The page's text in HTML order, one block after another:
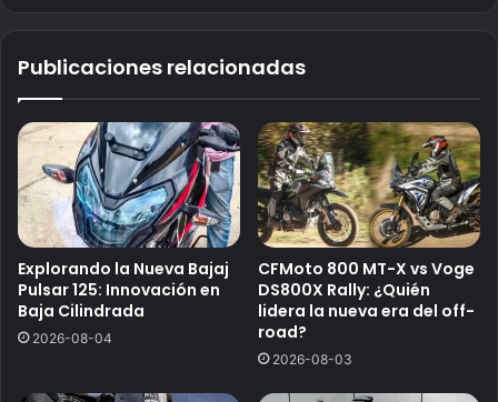
Publicaciones relacionadas
Explorando la Nueva Bajaj
Pulsar 125: Innovación en
Baja Cilindrada
2026-08-04
CFMoto 800 MT-X vs Voge
DS800X Rally: ¿Quién
lidera la nueva era del off-
road?
2026-08-03